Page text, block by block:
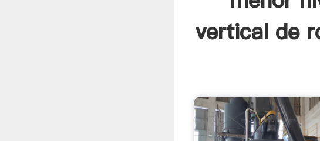
vertical de